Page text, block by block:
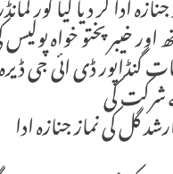
ادا کر دیا گیا کور
اور خیبر پختو خواہ
گنڈاپور ڈی ائی جی
کی
گل کی نماز جنازہ ادا